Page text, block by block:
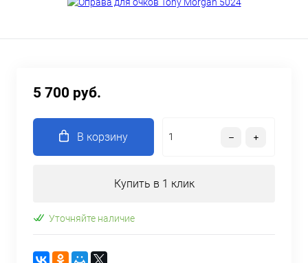
5 700 руб.
В корзину
Купить в 1 клик
Уточняйте наличие